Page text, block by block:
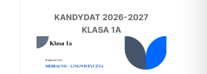
KANDYDAT 2026-2027
KLASA 1A